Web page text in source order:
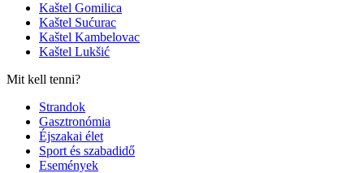
Kaštel Gomilica
Kaštel Sućurac
Kaštel Kambelovac
Kaštel Lukšić
Mit kell tenni?
Strandok
Gasztronómia
Éjszakai élet
Sport és szabadidő
Események